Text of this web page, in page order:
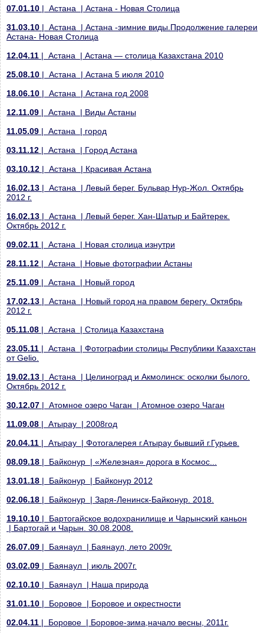
07.01.10 | Астана | Астана - Новая Столица
31.03.10 | Астана | Астана -зимние виды.Продолжение галереи
Астана- Новая Столица
12.04.11 | Астана | Астана — столица Казахстана 2010
25.08.10 | Астана | Астана 5 июля 2010
18.06.10 | Астана | Астана год 2008
12.11.09 | Астана | Виды Астаны
11.05.09 | Астана | город
03.11.12 | Астана | Город Астана
03.10.12 | Астана | Красивая Астана
16.02.13 | Астана | Левый берег. Бульвар Нур-Жол. Октябрь
2012 г.
16.02.13 | Астана | Левый берег. Хан-Шатыр и Байтерек.
Октябрь 2012 г.
09.02.11 | Астана | Новая столица изнутри
28.11.12 | Астана | Новые фотографии Астаны
25.11.09 | Астана | Новый город
17.02.13 | Астана | Новый город на правом берегу. Октябрь
2012 г.
05.11.08 | Астана | Столица Казахстана
23.05.11 | Астана | Фотографии столицы Республики Казахстан
от Gelio.
19.02.13 | Астана | Целиноград и Акмолинск: осколки былого.
Октябрь 2012 г.
30.12.07 | Атомное озеро Чаган | Атомное озеро Чаган
11.09.08 | Атырау | 2008год
20.04.11 | Атырау | Фотогалерея г.Атырау бывший г.Гурьев.
08.09.18 | Байконур | «Железная» дорога в Космос...
13.01.18 | Байконур | Байконур 2012
02.06.18 | Байконур | Заря-Ленинск-Байконур. 2018.
19.10.10 | Бартогайское водохранилище и Чарынский каньон
| Бартогай и Чарын. 30.08.2008.
26.07.09 | Баянаул | Баянаул, лето 2009г.
03.02.09 | Баянаул | июль 2007г.
02.10.10 | Баянаул | Наша природа
31.01.10 | Боровое | Боровое и окрестности
02.04.11 | Боровое | Боровое-зима,начало весны, 2011г.